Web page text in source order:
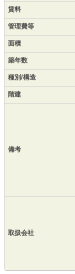
賃料
管理費等
面積
築年数
種別/構造
階建
備考
取扱会社